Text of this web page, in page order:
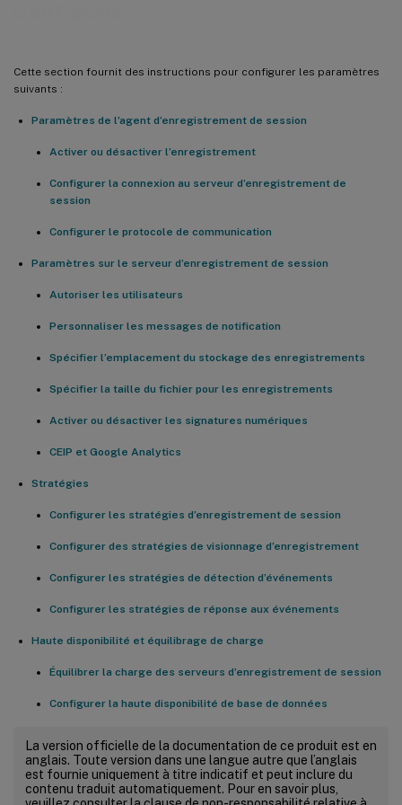
Cette section fournit des instructions pour configurer les paramètres
suivants :
Paramètres de l’agent d’enregistrement de session
Activer ou désactiver l’enregistrement
Configurer la connexion au serveur d’enregistrement de
session
Configurer le protocole de communication
Paramètres sur le serveur d’enregistrement de session
Autoriser les utilisateurs
Personnaliser les messages de notification
Spécifier l’emplacement du stockage des enregistrements
Spécifier la taille du fichier pour les enregistrements
Activer ou désactiver les signatures numériques
CEIP et Google Analytics
Stratégies
Configurer les stratégies d’enregistrement de session
Configurer des stratégies de visionnage d’enregistrement
Configurer les stratégies de détection d’événements
Configurer les stratégies de réponse aux événements
Haute disponibilité et équilibrage de charge
Équilibrer la charge des serveurs d’enregistrement de session
Configurer la haute disponibilité de base de données
La version officielle de la documentation de ce produit est en
anglais. Toute version dans une langue autre que l’anglais
est fournie uniquement à titre indicatif et peut inclure du
contenu traduit automatiquement. Pour en savoir plus,